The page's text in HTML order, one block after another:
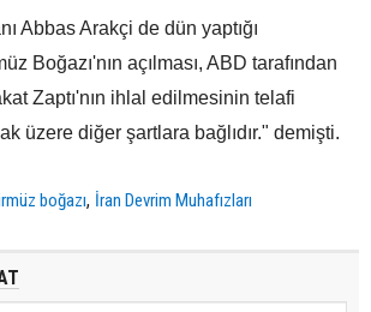
Abbas Arakçi de dün yaptığı
Boğazı'nın açılması, ABD tarafından
Zaptı'nın ihlal edilmesinin telafi
üzere diğer şartlara bağlıdır." demişti.
boğazı, İran Devrim Muhafızları